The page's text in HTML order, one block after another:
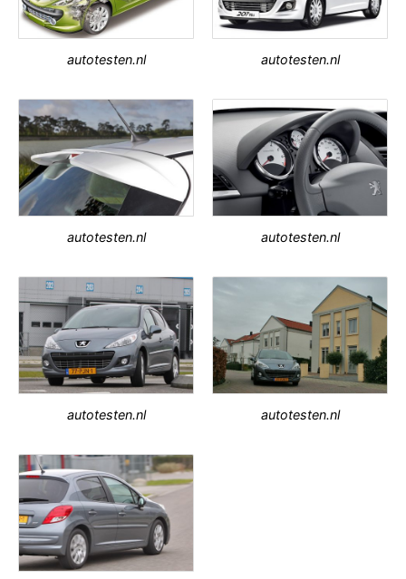
autotesten.nl autotesten.nl
autotesten.nl autotesten.nl
autotesten.nl autotesten.nl